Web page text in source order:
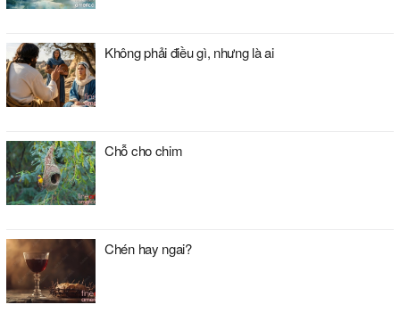
Không phải điều gì, nhưng là ai
Chỗ cho chim
Chén hay ngai?